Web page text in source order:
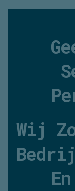
Wij